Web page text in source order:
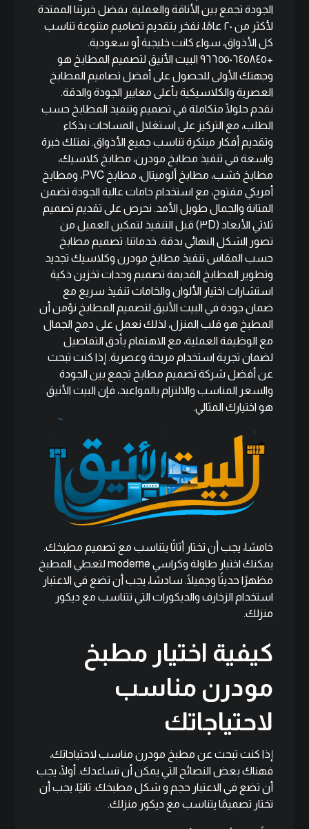
الجودة تجمع بين الأناقة والعملية. بفضل خبرتنا الممتدة
لأكثر من ٢٠ عامًا، نفخر بتقديم تصاميم متنوعة تناسب
كل الأذواق، سواء كانت خليجية أو سعودية.
+٩٦٦٥٥٠٦٤٥٨٤٥ البيت الأنيق لتصميم المطابخ هو
وجهتك الأولى للحصول على أفضل تصاميم المطابخ
العصرية والكلاسيكية بأعلى معايير الجودة والدقة.
نقدم حلولًا متكاملة في تصميم وتنفيذ المطابخ حسب
الطلب، مع التركيز على استغلال المساحات بذكاء
وتقديم أفكار مبتكرة تناسب جميع الأذواق. نمتلك خبرة
واسعة في تنفيذ مطابخ مودرن، مطابخ كلاسيك،
مطابخ خشب، مطابخ ألوميتال، مطابخ PVC، ومطابخ
أمريكي مفتوح، مع استخدام خامات عالية الجودة تضمن
المتانة والجمال طويل الأمد. نحرص على تقديم تصميم
ثلاثي الأبعاد (٣D) قبل التنفيذ لتمكين العميل من
تصور الشكل النهائي بدقة. خدماتنا: تصميم مطابخ
حسب المقاس تنفيذ مطابخ مودرن وكلاسيك تجديد
وتطوير المطابخ القديمة تصميم وحدات تخزين ذكية
استشارات اختيار الألوان والخامات تنفيذ سريع مع
ضمان جودة في البيت الأنيق لتصميم المطابخ نؤمن أن
المطبخ هو قلب المنزل، لذلك نعمل على دمج الجمال
مع الوظيفة العملية، مع الاهتمام بأدق التفاصيل
لضمان تجربة استخدام مريحة وعصرية. إذا كنت تبحث
عن أفضل شركة تصميم مطابخ تجمع بين الجودة
والسعر المناسب والالتزام بالمواعيد، فإن البيت الأنيق
هو اختيارك المثالي.
خامسًا، يجب أن تختار أثاثًا يتناسب مع تصميم مطبخك.
يمكنك اختيار طاولة وكراسي moderne لتعطي المطبخ
مظهرًا حديثًا وجميلًا. سادسًا، يجب أن تضع في الاعتبار
استخدام الزخارف والديكورات التي تتناسب مع ديكور
منزلك.
كيفية اختيار مطبخ
مودرن مناسب
لاحتياجاتك
إذا كنت تبحث عن مطبخ مودرن مناسب لاحتياجاتك،
فهناك بعض النصائح التي يمكن أن تساعدك. أولًا، يجب
أن تضع في الاعتبار حجم و شكل مطبخك. ثانيًا، يجب أن
تختار تصميمًا يتناسب مع ديكور منزلك.